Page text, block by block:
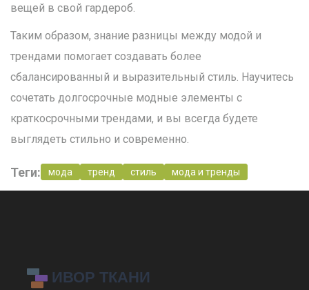
вещей в свой гардероб.
Таким образом, знание разницы между модой и
трендами помогает создавать более
сбалансированный и выразительный стиль. Научитесь
сочетать долгосрочные модные элементы с
краткосрочными трендами, и вы всегда будете
выглядеть стильно и современно.
Теги: мода тренд стиль мода и тренды